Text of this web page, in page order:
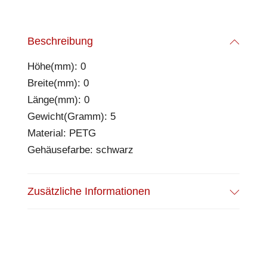
Beschreibung
Höhe(mm): 0
Breite(mm): 0
Länge(mm): 0
Gewicht(Gramm): 5
Material: PETG
Gehäusefarbe: schwarz
Zusätzliche Informationen